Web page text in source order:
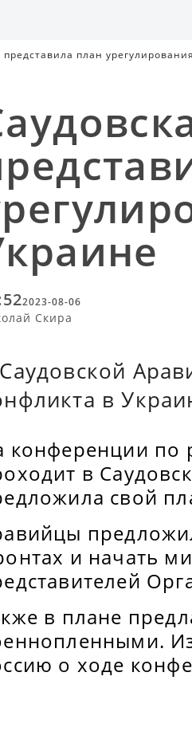
план
2023-08-06
Скира
в
конференции по
в
свой
и начать
в плане
о ходе